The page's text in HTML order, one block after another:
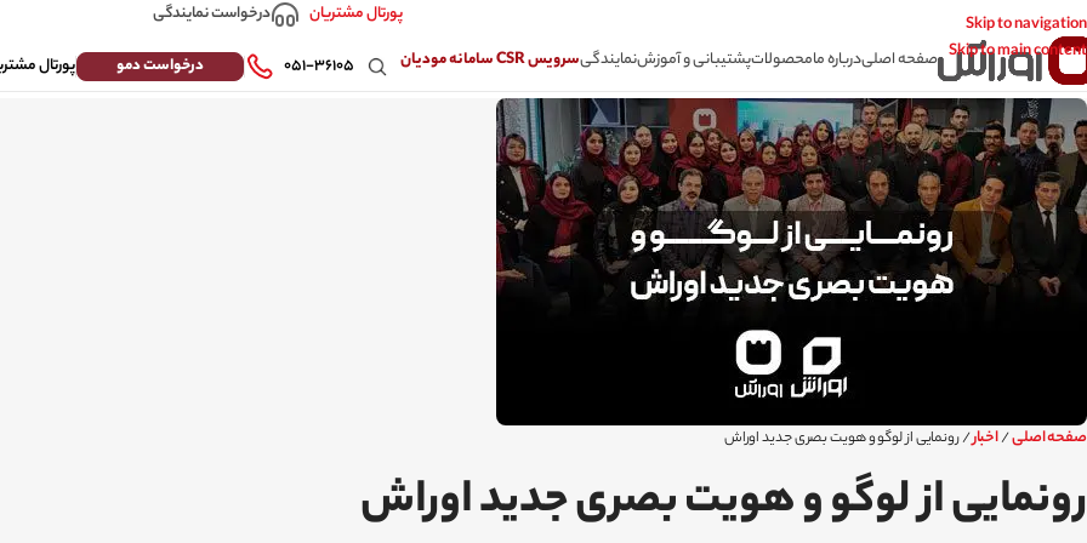
Skip to navigation
Skip to main content
پورتال مشتریان
درخواست نمایندگی
صفحه اصلیدرباره مامحصولاتپشتیبانی و آموزشنمایندگیسرویس CSR سامانه مودیان ۰۵۱-۳۶۱۰۵ درخواست دمو پورتال
صفحه اصلی/اخبار/رونمایی از لوگو و هویت بصری جدید اوراش
رونمایی از لوگو و هویت بصری جدید اوراش